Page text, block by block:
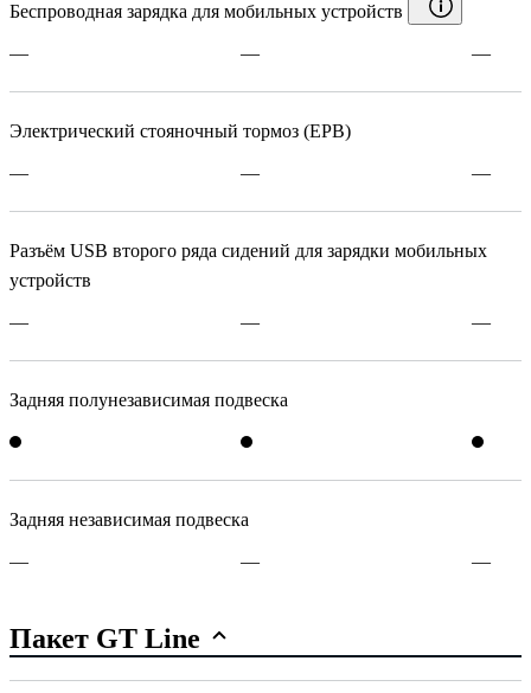
Беспроводная зарядка для мобильных устройств
— — —
Электрический стояночный тормоз (EPB)
— — —
Разъём USB второго ряда сидений для зарядки мобильных
устройств
— — —
Задняя полунезависимая подвеска
Задняя независимая подвеска
— — —
Пакет GT Line